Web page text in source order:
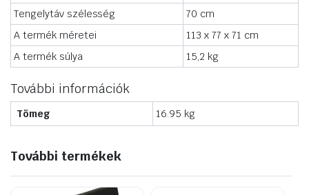
Tengelytáv szélesség
70 cm
A termék méretei
113 x 77 x 71 cm
A termék súlya
15,2 kg
További információk
Tömeg 16.95 kg
További termékek